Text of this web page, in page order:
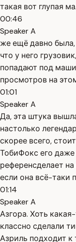
такая вот глупая
00:46
Speaker A
же ещё давно была,
что у него
попадают под
просмотров на
01:01
Speaker A
Да, эта штука
настолько
скорее всего,
ТобиФокс его даже
референсделает на
если она всё-таки
01:14
Speaker A
Азгора. Хоть
классно сделали
Азриль подходит к